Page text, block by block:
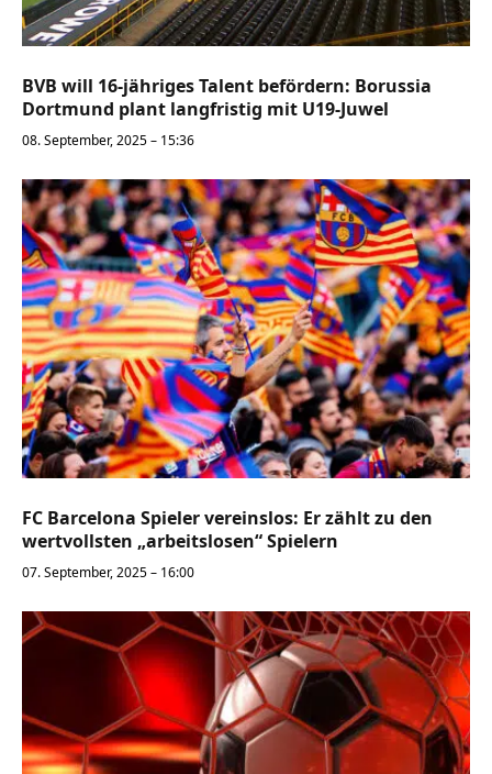
BVB will 16-jähriges Talent befördern: Borussia
Dortmund plant langfristig mit U19-Juwel
08. September, 2025 – 15:36
FC Barcelona Spieler vereinslos: Er zählt zu den
wertvollsten „arbeitslosen“ Spielern
07. September, 2025 – 16:00